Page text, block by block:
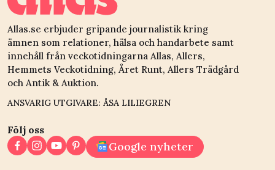
Allas.se erbjuder gripande journalistik kring
ämnen som relationer, hälsa och handarbete samt
innehåll från veckotidningarna Allas, Allers,
Hemmets Veckotidning, Året Runt, Allers Trädgård
och Antik & Auktion.
ANSVARIG UTGIVARE: ÅSA LILIEGREN
Följ oss
Google nyheter